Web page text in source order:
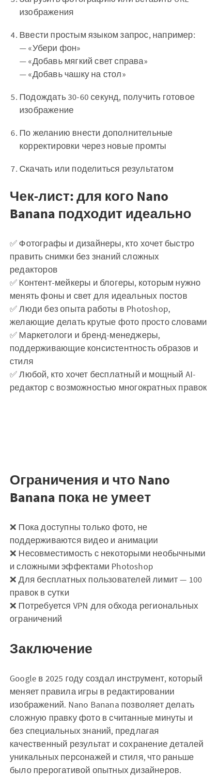
изображения
Ввести простым языком запрос, например:
— «Убери фон»
— «Добавь мягкий свет справа»
— «Добавь чашку на стол»
Подождать 30-60 секунд, получить готовое
изображение
По желанию внести дополнительные
корректировки через новые промты
Скачать или поделиться результатом
Чек-лист: для кого Nano
Banana подходит идеально
✅ Фотографы и дизайнеры, кто хочет быстро
править снимки без знаний сложных
редакторов
✅ Контент-мейкеры и блогеры, которым нужно
менять фоны и свет для идеальных постов
✅ Люди без опыта работы в Photoshop,
желающие делать крутые фото просто словами
✅ Маркетологи и бренд-менеджеры,
поддерживающие консистентность образов и
стиля
✅ Любой, кто хочет бесплатный и мощный AI-
редактор с возможностью многократных правок
Ограничения и что Nano
Banana пока не умеет
❌ Пока доступны только фото, не
поддерживаются видео и анимации
❌ Несовместимость с некоторыми необычными
и сложными эффектами Photoshop
❌ Для бесплатных пользователей лимит — 100
правок в сутки
❌ Потребуется VPN для обхода региональных
ограничений
Заключение
Google в 2025 году создал инструмент, который
меняет правила игры в редактировании
изображений. Nano Banana позволяет делать
сложную правку фото в считанные минуты и
без специальных знаний, предлагая
качественный результат и сохранение деталей
уникальных персонажей и стиля, что раньше
было прерогативой опытных дизайнеров.